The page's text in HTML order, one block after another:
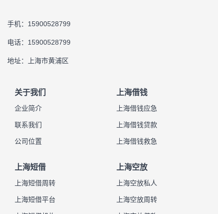
手机：15900528799
电话：15900528799
地址：上海市黄浦区
关于我们
企业简介
联系我们
公司位置
上海借钱
上海借钱应急
上海借钱贷款
上海借钱救急
上海短借
上海短借周转
上海短借平台
上海空放
上海空放私人
上海空放周转